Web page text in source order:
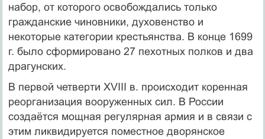
набор, от которого освобождались только
гражданские чиновники, духовенство и
некоторые категории крестьянства. В конце 1699
г. было сформировано 27 пехотных полков и два
драгунских.
В первой четверти XVIII в. происходит коренная
реорганизация вооруженных сил. В России
создаётся мощная регулярная армия и в связи с
этим ликвидируется поместное дворянское